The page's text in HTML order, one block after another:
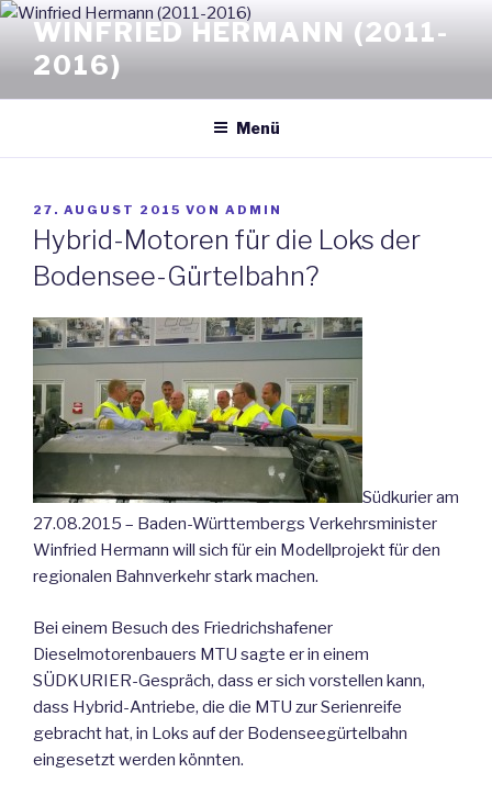
Zum
Inhalt
springen
WINFRIED HERMANN (2011-
2016)
Menü
VERÖFFENTLICHT
AM
27. AUGUST 2015 VON ADMIN
Hybrid-Motoren für die Loks der
Bodensee-Gürtelbahn?
Südkurier am
27.08.2015 – Baden-Württembergs Verkehrsminister
Winfried Hermann will sich für ein Modellprojekt für den
regionalen Bahnverkehr stark machen.
Bei einem Besuch des Friedrichshafener
Dieselmotorenbauers MTU sagte er in einem
SÜDKURIER-Gespräch, dass er sich vorstellen kann,
dass Hybrid-Antriebe, die die MTU zur Serienreife
gebracht hat, in Loks auf der Bodenseegürtelbahn
eingesetzt werden könnten.